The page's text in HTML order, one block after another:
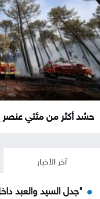
حشد أكثر من مئتي عنصر
آخر الأخبار
"جدل السيد والعبد